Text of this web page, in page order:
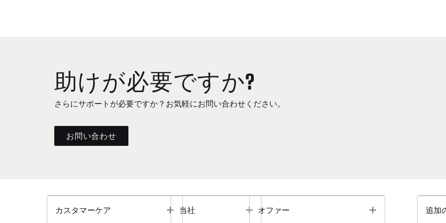
助けが必要ですか?
さらにサポートが必要ですか？お気軽にお問い合わせください。
お問い合わせ
カスタマーケア Toggle
当社 Toggle
オファー Toggle 追加